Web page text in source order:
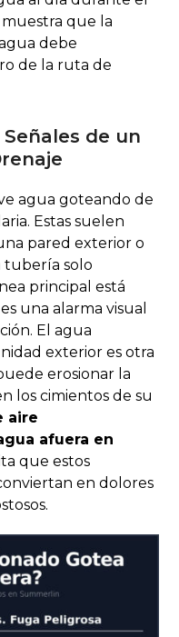
muestra que la
debe
de la ruta de
de un
agua goteando de
Estas suelen
pared exterior o
tubería solo
principal está
una alarma visual
El agua
exterior es otra
erosionar la
los cimientos de su
aire
afuera en
que estos
en dolores